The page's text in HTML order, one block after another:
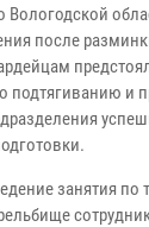
после
подтягиванию и
занятия по